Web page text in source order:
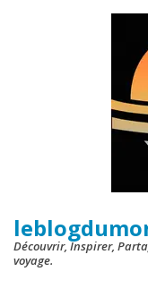
Découvrir, Inspirer,
voyage.